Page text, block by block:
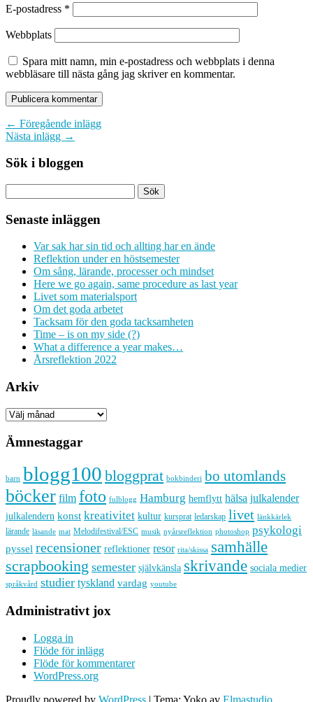
E-postadress *
Webbplats
Spara mitt namn, min e-postadress och webbplats i denna
webbläsare till nästa gång jag skriver en kommentar.
← Föregående inlägg
Nästa inlägg →
Sök i bloggen
Senaste inläggen
Var sak har sin tid och allting har en ände
Reflektion under en höstsemester
Om sång, lärande, processer och mindset
Here we go again, same procedure as last year
Livet som materialsport
Om det goda arbetet
Tacksam för den goda tacksamheten
Time – is on my side (?)
What a difference a year makes…
Årsreflektion 2022
Arkiv
Arkiv
Ämnestaggar
barn blogg100 bloggprat bokbinderi bo utomlands
böcker film foto fulblogg Hamburg hemflytt hälsa julkalender
julkalendern konst kreativitet kultur kursprat ledarskap livet länkkärlek
lärande läsande mat Melodifestival/ESC musik nyårsreflektion photoshop psykologi
pyssel recensioner reflektioner resor rita/skissa samhälle
scrapbooking semester självkänsla skrivande sociala medier
språkvård studier tyskland vardag youtube
Administrativt jox
Logga in
Flöde för inlägg
Flöde för kommentarer
WordPress.org
Proudly powered by WordPress | Tema: Yoko av Elmastudio